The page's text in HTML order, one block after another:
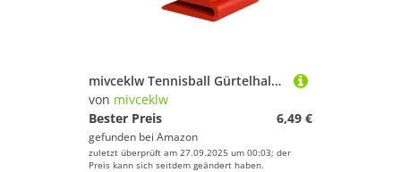
mivceklw Tennisball Gürtelhalter Klemme, Hüftgurt Clip Tennisball Halter, Sicherer Griff Sporthalter Für Anfänger Fitness Enthusiasten Spieler Sportler
von mivceklw
Bester Preis
6,49 €
gefunden bei Amazon
zuletzt überprüft am 27.09.2025 um 00:03; der
Preis kann sich seitdem geändert haben.